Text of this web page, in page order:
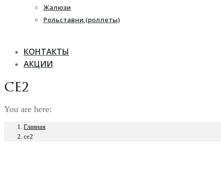
Жалюзи
Рольставни (роллеты)
КОНТАКТЫ
АКЦИИ
ce2
You are here:
Главная
ce2